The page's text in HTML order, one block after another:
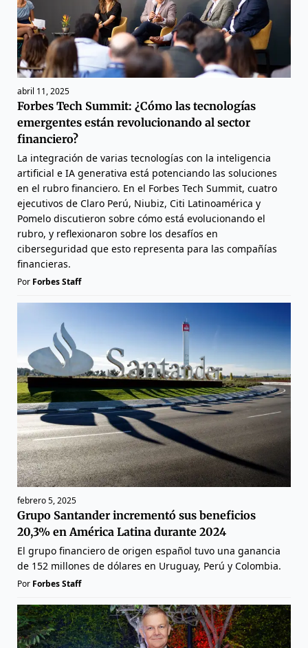
abril 11, 2025
Forbes Tech Summit: ¿Cómo las tecnologías
emergentes están revolucionando al sector
financiero?
La integración de varias tecnologías con la inteligencia
artificial e IA generativa está potenciando las soluciones
en el rubro financiero. En el Forbes Tech Summit, cuatro
ejecutivos de Claro Perú, Niubiz, Citi Latinoamérica y
Pomelo discutieron sobre cómo está evolucionando el
rubro, y reflexionaron sobre los desafíos en
ciberseguridad que esto representa para las compañías
financieras.
Por Forbes Staff
febrero 5, 2025
Grupo Santander incrementó sus beneficios
20,3% en América Latina durante 2024
El grupo financiero de origen español tuvo una ganancia
de 152 millones de dólares en Uruguay, Perú y Colombia.
Por Forbes Staff